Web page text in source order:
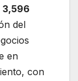
3,596
del
en
con